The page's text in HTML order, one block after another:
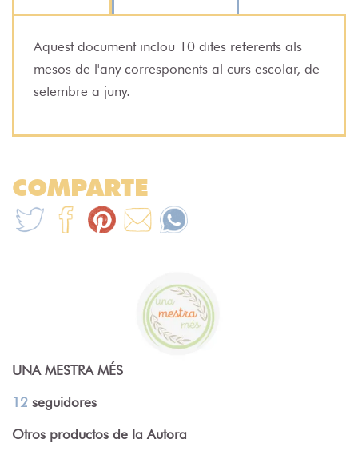
Aquest document inclou 10 dites referents als
mesos de l'any corresponents al curs escolar, de
setembre a juny.
COMPARTE
UNA MESTRA MÉS
12 seguidores
Otros productos de la Autora